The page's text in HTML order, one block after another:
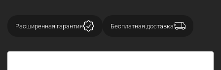
Расширенная гарантия Бесплатная доставка